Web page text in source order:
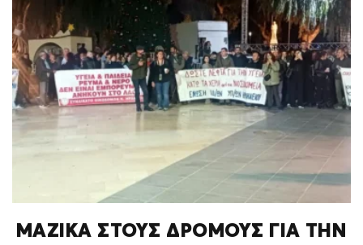
ΜΑΖΙΚΑ ΣΤΟΥΣ ΔΡΟΜΟΥΣ ΓΙΑ ΤΗΝ